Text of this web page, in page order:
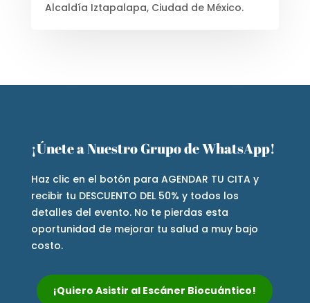
Alcaldía Iztapalapa, Ciudad de México.
¡Únete a Nuestro Grupo de WhatsApp!
Haz clic en el botón para AGENDAR TU CITA y
recibir tu DESCUENTO DEL 50% y todos los
detalles del evento. No te pierdas esta
oportunidad de mejorar tu salud a muy bajo
costo.
¡Quiero Asistir al Escáner Biocuántico!